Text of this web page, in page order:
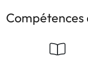
Compétences